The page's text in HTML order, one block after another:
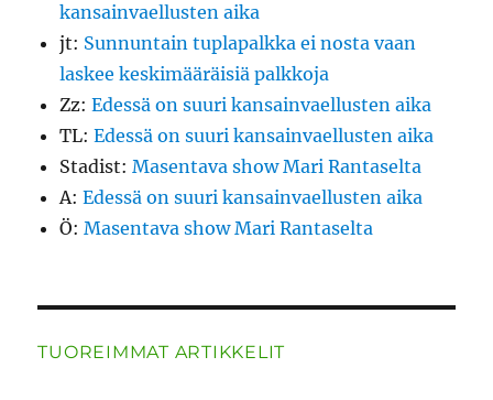
kansainvaellusten aika
jt: Sunnuntain tuplapalkka ei nosta vaan
laskee keskimääräisiä palkkoja
Zz:Edessä on suuri kansainvaellusten aika
TL:Edessä on suuri kansainvaellusten aika
Stadist:Masentava show Mari Rantaselta
A:Edessä on suuri kansainvaellusten aika
Ö:Masentava show Mari Rantaselta
TUOREIMMAT ARTIKKELIT